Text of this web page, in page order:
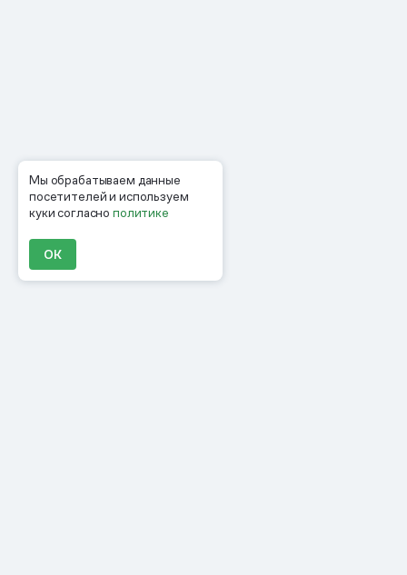
Мы обрабатываем данные
посетителей и используем
куки согласнополитике
ОК